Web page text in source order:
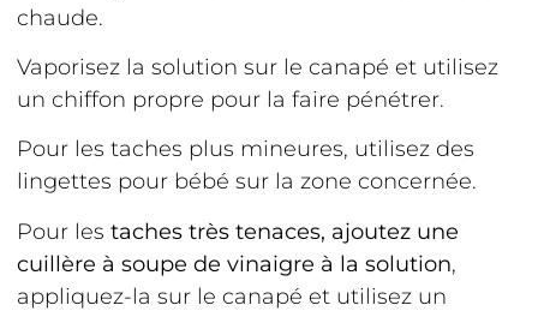
chaude.
Vaporisez la solution sur le canapé et utilisez
un chiffon propre pour la faire pénétrer.
Pour les taches plus mineures, utilisez des
lingettes pour bébé sur la zone concernée.
Pour lestaches très tenaces, ajoutez une
cuillère à soupe de vinaigre à la solution,
appliquez-la sur le canapé et utilisez un